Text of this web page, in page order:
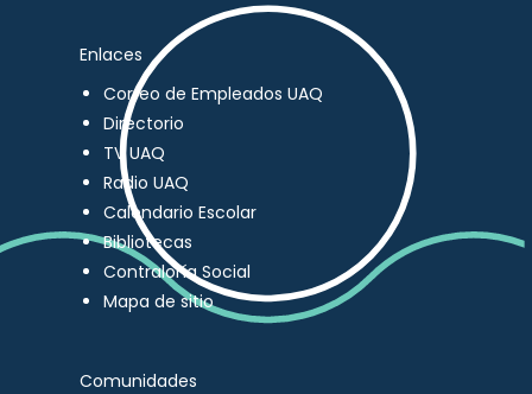
Enlaces
Correo de Empleados UAQ
Directorio
TV UAQ
Radio UAQ
Calendario Escolar
Bibliotecas
Contraloría Social
Mapa de sitio
Comunidades